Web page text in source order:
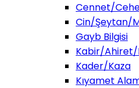
Cennet/
Cin/Şeytan/
Gayb Bilgisi
Kabir/Ahiret/
Kader/Kaza
Kıyamet